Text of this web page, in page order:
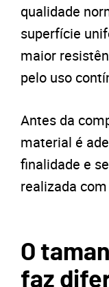
qualidade
superfície
maior
pelo uso
Antes da
material é
finalidade e
realizada
O
faz